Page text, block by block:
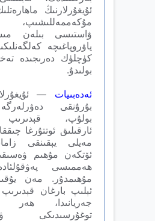
ئۇيغۇرلارنىڭ
مۇكەممەللىشىپ،
ۋاستىسى بىلەن
ياۋروپاغىچە
كۈچلۈك دەرىجىدە
بولىدۇ.
ئەدەبىيات —
بۇرۇنقى
بولۇپ، قېدىرىپ
ئارقىلىق ئوتتۇرغا
مەيلى يېقىنقى
ئ‍ۆتكەن مۇھىم
ھەممىسى
مۇھىمدۇر. مەن
ئېلىپ بارغان
جەريانىدا،
توغۇرسىدىكى